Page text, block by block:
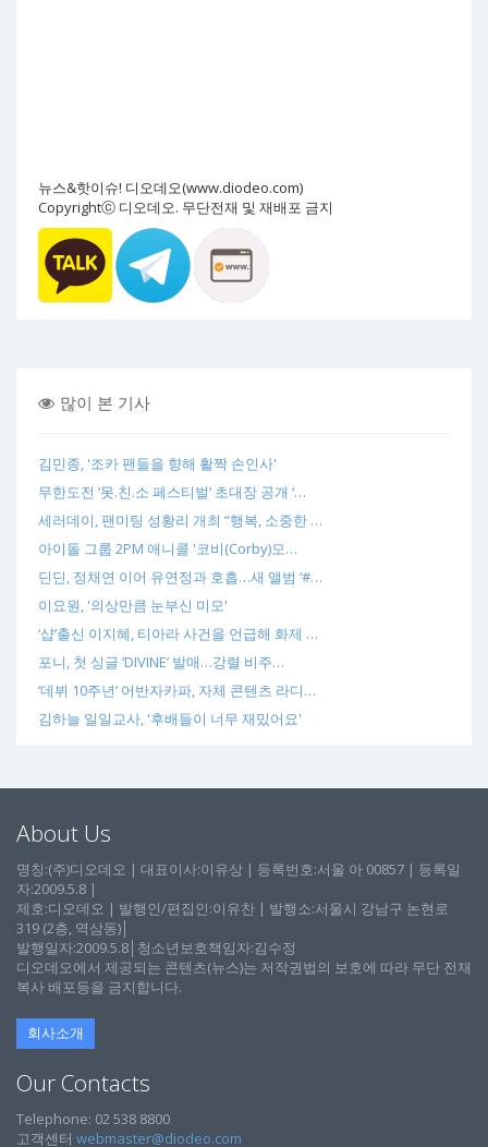
뉴스&핫이슈! 디오데오(www.diodeo.com)
Copyrightⓒ 디오데오. 무단전재 및 재배포 금지
많이 본 기사
김민종, '조카 팬들을 향해 활짝 손인사'
무한도전 ‘못.친.소 페스티벌’ 초대장 공개 ‘…
세러데이, 팬미팅 성황리 개최 “행복, 소중한 …
아이돌 그룹 2PM 애니콜 '코비(Corby)모…
딘딘, 정채연 이어 유연정과 호흡…새 앨범 ‘#…
이요원, '의상만큼 눈부신 미모'
‘샵’출신 이지혜, 티아라 사건을 언급해 화제 …
포니, 첫 싱글 ‘DIVINE’ 발매…강렬 비주…
‘데뷔 10주년’ 어반자카파, 자체 콘텐츠 라디…
김하늘 일일교사, '후배들이 너무 재밌어요'
About Us
명칭:(주)디오데오 | 대표이사:이유상 | 등록번호:서울 아 00857 | 등록일
자:2009.5.8 |
제호:디오데오 | 발행인/편집인:이유찬 | 발행소:서울시 강남구 논현로
319 (2층, 역삼동)│
발행일자:2009.5.8│청소년보호책임자:김수정
디오데오에서 제공되는 콘텐츠(뉴스)는 저작권법의 보호에 따라 무단 전재
복사 배포등을 금지합니다.
회사소개
Our Contacts
Telephone: 02 538 8800
고객센터 webmaster@diodeo.com